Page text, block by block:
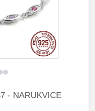
- NARUKVICE